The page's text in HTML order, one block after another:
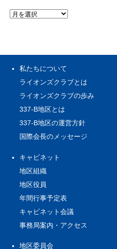
私たちについて
ライオンズクラブとは
ライオンズクラブの歩み
337-B地区とは
337-B地区の運営方針
国際会長のメッセージ
キャビネット
地区組織
地区役員
年間行事予定表
キャビネット会議
事務局案内・アクセス
地区委員会